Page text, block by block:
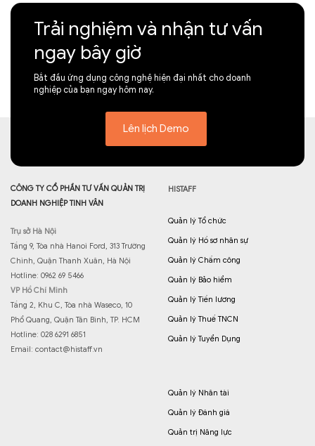
Trải nghiệm và nhận tư vấn
ngay bây giờ
Bắt đầu ứng dụng công nghệ hiện đại nhất cho doanh
nghiệp của bạn ngay hôm nay.
Lên lịch Demo
CÔNG TY CỔ PHẦN TƯ VẤN QUẢN TRỊ
DOANH NGHIỆP TINH VÂN
Trụ sở Hà Nội
Tầng 9, Tòa nhà Hanoi Ford, 313 Trường
Chinh, Quận Thanh Xuân, Hà Nội
Hotline: 0962 69 5466
VP Hồ Chí Minh
Tầng 2, Khu C, Tòa nhà Waseco, 10
Phổ Quang, Quận Tân Bình, TP. HCM
Hotline: 028 6291 6851
Email: contact@histaff.vn
HISTAFF
Quản lý Tổ chức
Quản lý Hồ sơ nhân sự
Quản lý Chấm công
Quản lý Bảo hiểm
Quản lý Tiền lương
Quản lý Thuế TNCN
Quản lý Tuyển Dụng
Quản lý Nhân tài
Quản lý Đánh giá
Quản trị Năng lực